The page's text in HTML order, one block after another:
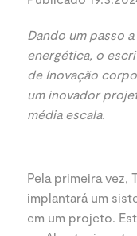
Dando um passo
energética, o
de Inovação
um inovador
média escala.
Pela primeira vez,
implantará um
em um projeto.